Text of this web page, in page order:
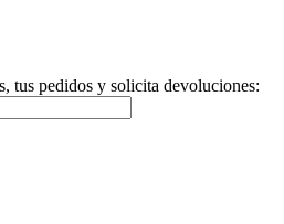
tus pedidos y solicita devoluciones: